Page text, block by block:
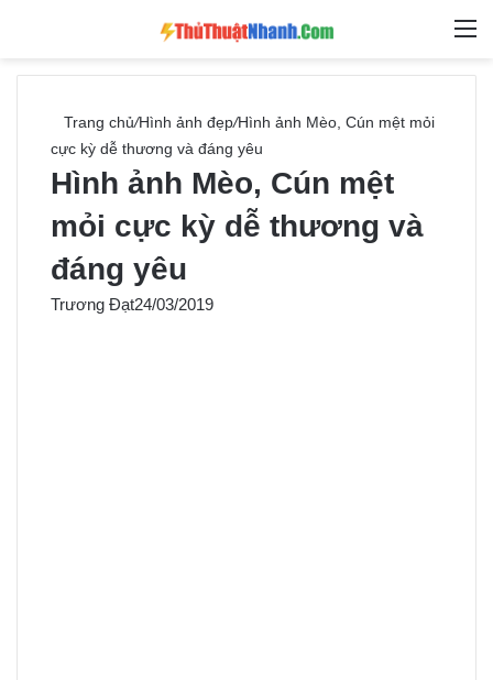
Tìm
Trang chủ/Hình ảnh đẹp/Hình ảnh Mèo, Cún mệt mỏi
cực kỳ dễ thương và đáng yêu
Hình ảnh Mèo, Cún mệt
mỏi cực kỳ dễ thương và
đáng yêu
Trương Đạt24/03/2019